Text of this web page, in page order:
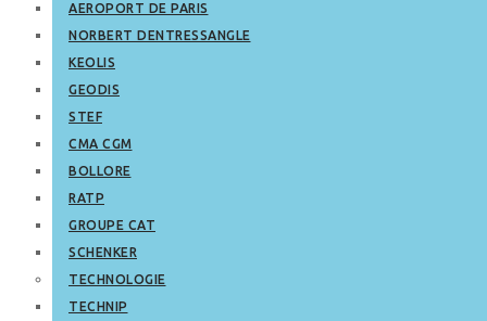
AEROPORT DE PARIS
NORBERT DENTRESSANGLE
KEOLIS
GEODIS
STEF
CMA CGM
BOLLORE
RATP
GROUPE CAT
SCHENKER
TECHNOLOGIE
TECHNIP